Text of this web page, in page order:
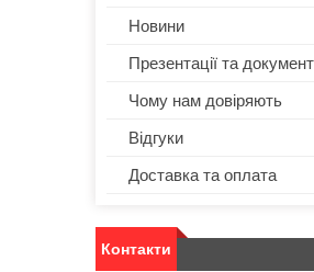
Новини
Презентації та
Чому нам довіряють
Відгуки
Доставка та оплата
Контакти